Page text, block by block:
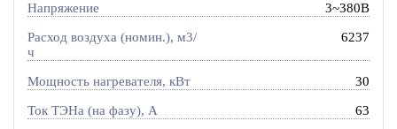
Напряжение 3~380В
Расход воздуха (номин.), м3/
ч
6237
Мощность нагревателя, кВт 30
Ток ТЭНа (на фазу), А 63